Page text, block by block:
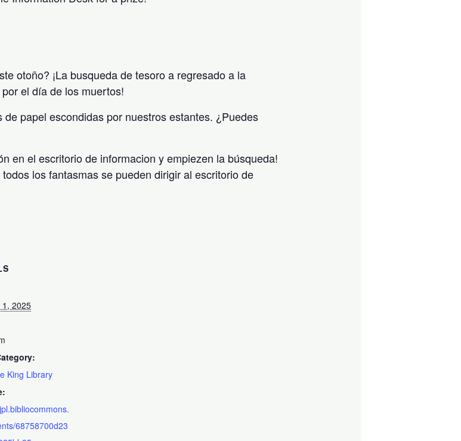
otoño? ¡La busqueda de tesoro a regresado a la
el día de los muertos!
de papel escondidas por nuestros estantes. ¿Puedes
en el escritorio de informacion y empiezen la búsqueda!
los fantasmas se pueden dirigir al escritorio de
1, 2025
King Library
68758700d23